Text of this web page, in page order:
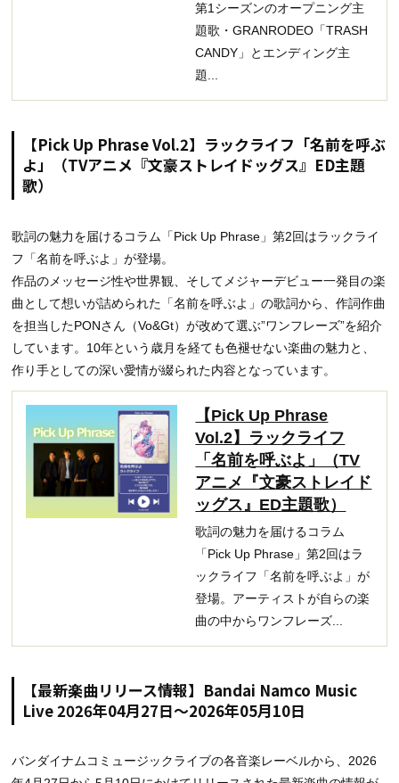
第1シーズンのオープニング主
題歌・GRANRODEO「TRASH
CANDY」とエンディング主
題...
【Pick Up Phrase Vol.2】ラックライフ「名前を呼ぶ
よ」（TVアニメ『文豪ストレイドッグス』ED主題
歌）
歌詞の魅力を届けるコラム「Pick Up Phrase」第2回はラックライ
フ「名前を呼ぶよ」が登場。
作品のメッセージ性や世界観、そしてメジャーデビュー一発目の楽
曲として想いが詰められた「名前を呼ぶよ」の歌詞から、作詞作曲
を担当したPONさん（Vo&Gt）が改めて選ぶ”ワンフレーズ”を紹介
しています。10年という歳月を経ても色褪せない楽曲の魅力と、
作り手としての深い愛情が綴られた内容となっています。
【Pick Up Phrase
Vol.2】ラックライフ
「名前を呼ぶよ」（TV
アニメ『文豪ストレイド
ッグス』ED主題歌）
歌詞の魅力を届けるコラム
「Pick Up Phrase」第2回はラ
ックライフ「名前を呼ぶよ」が
登場。アーティストが自らの楽
曲の中からワンフレーズ...
【最新楽曲リリース情報】Bandai Namco Music
Live 2026年04月27日～2026年05月10日
バンダイナムコミュージックライブの各音楽レーベルから、2026